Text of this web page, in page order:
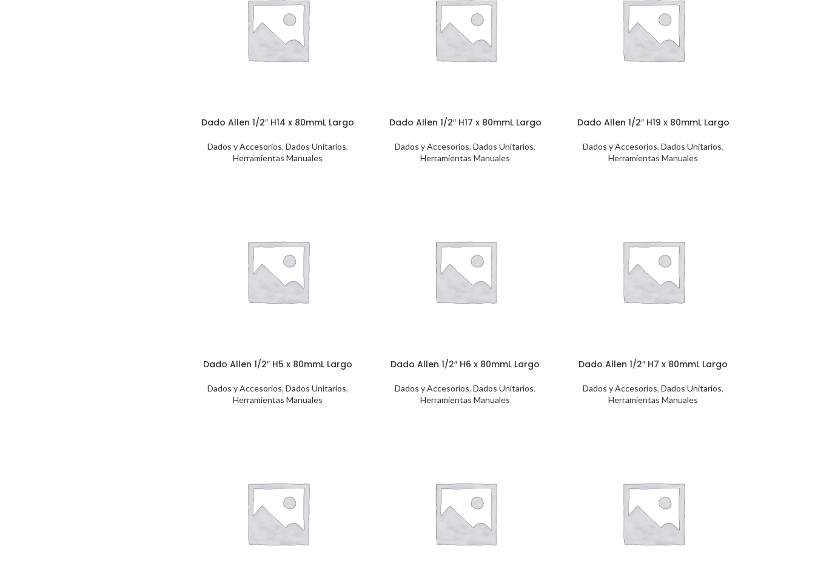
Dado Allen 1/2″ H14 x 80mmL Largo
Dados y Accesorios, Dados Unitarios,
Herramientas Manuales
Dado Allen 1/2″ H17 x 80mmL Largo
Dados y Accesorios,Dados Unitarios,
Herramientas Manuales
Dado Allen 1/2″ H19 x 80mmL Largo
Dados y Accesorios,Dados Unitarios,
Herramientas Manuales
Dado Allen 1/2″ H5 x 80mmL Largo
Dados y Accesorios, Dados Unitarios,
Herramientas Manuales
Dado Allen 1/2″ H6 x 80mmL Largo
Dados y Accesorios,Dados Unitarios,
Herramientas Manuales
Dado Allen 1/2″ H7 x 80mmL Largo
Dados y Accesorios,Dados Unitarios,
Herramientas Manuales